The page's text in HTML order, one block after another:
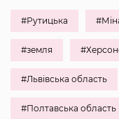
#Рутицька
#земля
#Львівська область
#Полтавська область